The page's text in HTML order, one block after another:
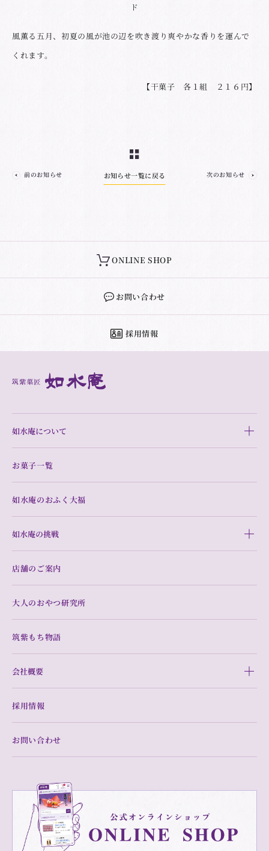
ド
風薫る五月、初夏の風が池の辺を吹き渡り爽やかな香りを運んで
くれます。
【干菓子 各１組 ２１６円】
前のお知らせ お知らせ一覧に戻る 次のお知らせ
ONLINE SHOP
お問い合わせ
採用情報
如水庵について
お菓子一覧
如水庵のおふく大福
如水庵の挑戦
店舗のご案内
大人のおやつ研究所
筑紫もち物語
会社概要
採用情報
お問い合わせ